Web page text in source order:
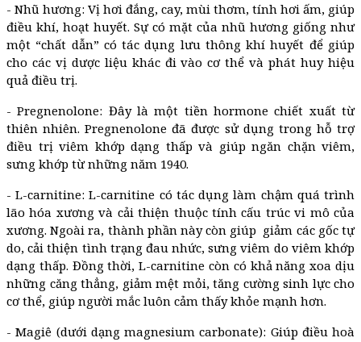
- Nhũ hương: Vị hơi đắng, cay, mùi thơm, tính hơi ấm, giúp
điều khí, hoạt huyết. Sự có mặt của nhũ hương giống như
một “chất dẫn” có tác dụng lưu thông khí huyết để giúp
cho các vị dược liệu khác đi vào cơ thể và phát huy hiệu
quả điều trị.
- Pregnenolone: Đây là một tiền hormone chiết xuất từ
thiên nhiên. Pregnenolone đã được sử dụng trong hỗ trợ
điều trị viêm khớp dạng thấp và giúp ngăn chặn viêm,
sưng khớp từ những năm 1940.
- L-carnitine: L-carnitine có tác dụng làm chậm quá trình
lão hóa xương và cải thiện thuộc tính cấu trúc vi mô của
xương. Ngoài ra, thành phần này còn giúp giảm các gốc tự
do, cải thiện tình trạng đau nhức, sưng viêm do viêm khớp
dạng thấp. Đồng thời, L-carnitine còn có khả năng xoa dịu
những căng thẳng, giảm mệt mỏi, tăng cường sinh lực cho
cơ thể, giúp người mắc luôn cảm thấy khỏe mạnh hơn.
- Magiê (dưới dạng magnesium carbonate): Giúp điều hoà